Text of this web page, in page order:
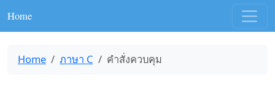
Home
Home ภาษา C คำสั่งควบคุม